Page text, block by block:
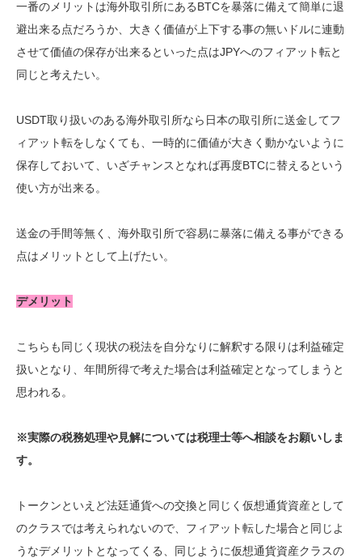
一番のメリットは海外取引所にあるBTCを暴落に備えて簡単に退
避出来る点だろうか、大きく価値が上下する事の無いドルに連動
させて価値の保存が出来るといった点はJPYへのフィアット転と
同じと考えたい。
USDT取り扱いのある海外取引所なら日本の取引所に送金してフ
ィアット転をしなくても、一時的に価値が大きく動かないように
保存しておいて、いざチャンスとなれば再度BTCに替えるという
使い方が出来る。
送金の手間等無く、海外取引所で容易に暴落に備える事ができる
点はメリットとして上げたい。
デメリット
こちらも同じく現状の税法を自分なりに解釈する限りは利益確定
扱いとなり、年間所得で考えた場合は利益確定となってしまうと
思われる。
※実際の税務処理や見解については税理士等へ相談をお願いしま
す。
トークンといえど法廷通貨への交換と同じく仮想通貨資産として
のクラスでは考えられないので、フィアット転した場合と同じよ
うなデメリットとなってくる、同じように仮想通貨資産クラスの